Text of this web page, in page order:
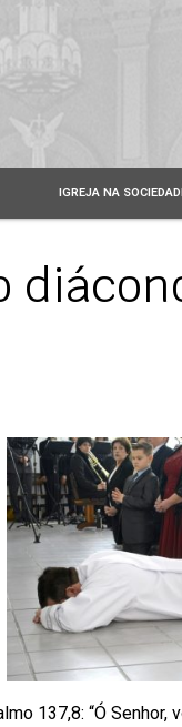
IGREJA NA
137,8: “Ó Senhor,